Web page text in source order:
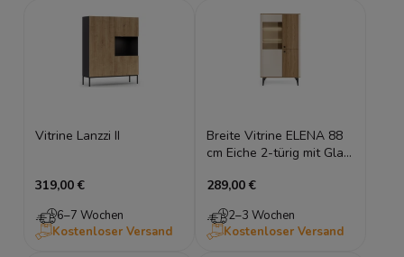
Vitrine Lanzzi II
319,00 €
6–7 Wochen
Kostenloser Versand
Breite Vitrine ELENA 88
cm Eiche 2-türig mit Glas
Wohnzimmerschrank
289,00 €
2–3 Wochen
Kostenloser Versand